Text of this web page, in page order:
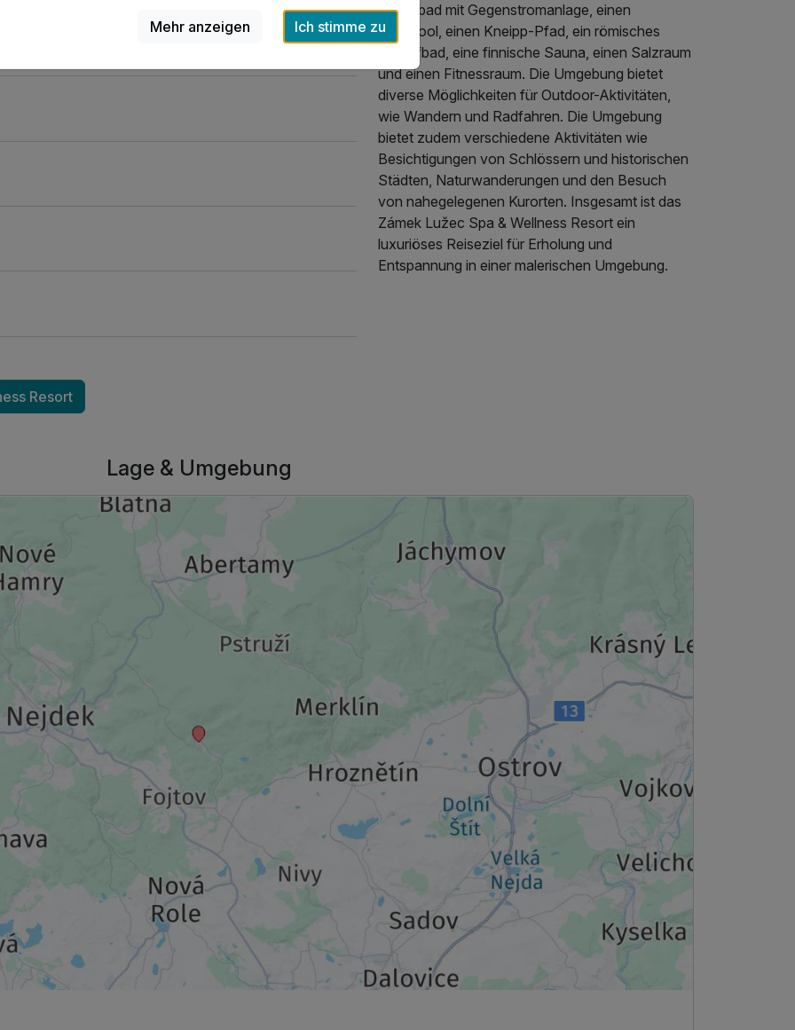
32,48 €
p.P. ab 877,50 €
Hallenbad mit Gegenstromanlage, einen
Whirlpool, einen Kneipp-Pfad, ein römisches
Dampfbad, eine finnische Sauna, einen Salzraum
und einen Fitnessraum. Die Umgebung bietet
diverse Möglichkeiten für Outdoor-Aktivitäten,
wie Wandern und Radfahren. Die Umgebung
bietet zudem verschiedene Aktivitäten wie
Besichtigungen von Schlössern und historischen
Städten, Naturwanderungen und den Besuch
von nahegelegenen Kurorten. Insgesamt ist das
Zámek Lužec Spa & Wellness Resort ein
luxuriöses Reiseziel für Erholung und
Entspannung in einer malerischen Umgebung.
Resort
Lage & Umgebung
Mehr anzeigen Ich stimme zu